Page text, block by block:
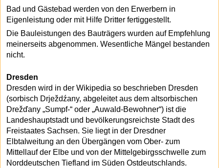
Bad und Gästebad werden von den Erwerbern in
Eigenleistung oder mit Hilfe Dritter fertiggestellt.
Die Bauleistungen des Bauträgers wurden auf Empfehlung
meinerseits abgenommen. Wesentliche Mängel bestanden
nicht.
Dresden
Dresden wird in der Wikipedia so beschrieben Dresden
(sorbisch Drježdźany, abgeleitet aus dem altsorbischen
Drežďany „Sumpf-“ oder „Auwald-Bewohner“) ist die
Landeshauptstadt und bevölkerungsreichste Stadt des
Freistaates Sachsen. Sie liegt in der Dresdner
Elbtalweitung an den Übergängen vom Ober- zum
Mittellauf der Elbe und von der Mittelgebirgsschwelle zum
Norddeutschen Tiefland im Süden Ostdeutschlands.